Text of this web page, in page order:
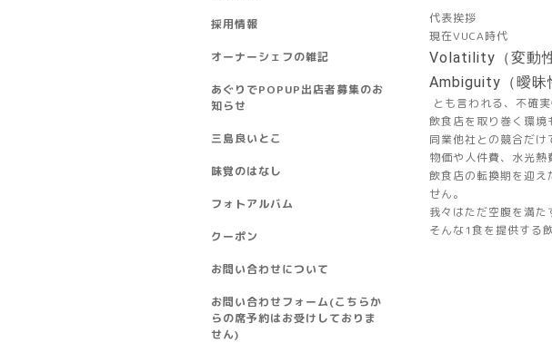
代表挨拶
現在VUCA時代
Volatility（変動
Ambiguity（曖昧
とも言われる、不確
飲食店を取り巻く環境
同業他社との競合だけ
物価や人件費、水光熱
飲食店の転換期を迎
せん。
我々はただ空腹を満た
そんな1食を提供する
採用情報
オーナーシェフの雑記
あぐりでPOPUP出店者募集のお
知らせ
三島良いとこ
味覚のはなし
フォトアルバム
クーポン
お問い合わせについて
お問い合わせフォーム(こちらか
らの席予約はお受けしておりま
せん)